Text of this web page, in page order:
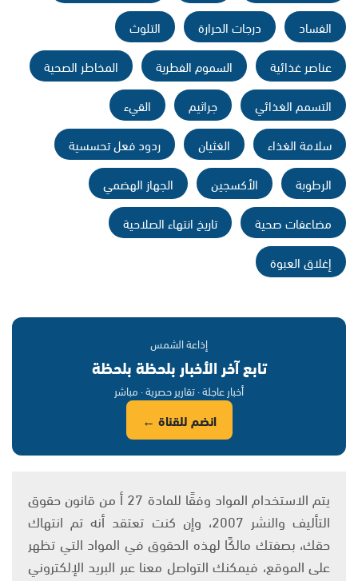
الفساد
درجات الحرارة
التلوث
عناصر غذائية
السموم الفطرية
المخاطر الصحية
التسمم الغذائي
جراثيم
القيء
سلامة الغذاء
الغثيان
ردود فعل تحسسية
الرطوبة
الأكسجين
الجهاز الهضمي
مضاعفات صحية
تاريخ انتهاء الصلاحية
إغلاق العبوة
إذاعة الشمس
تابع آخر الأخبار بلحظة بلحظة
أخبار عاجلة · تقارير حصرية · مباشر
انضم للقناة ←
يتم الاستخدام المواد وفقًا للمادة 27 أ من قانون حقوق
التأليف والنشر 2007، وإن كنت تعتقد أنه تم انتهاك
حقك، بصفتك مالكًا لهذه الحقوق في المواد التي تظهر
على الموقع، فيمكنك التواصل معنا عبر البريد الإلكتروني